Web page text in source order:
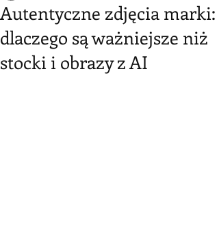
Autentyczne zdjęcia marki:
dlaczego są ważniejsze niż
stocki i obrazy z AI